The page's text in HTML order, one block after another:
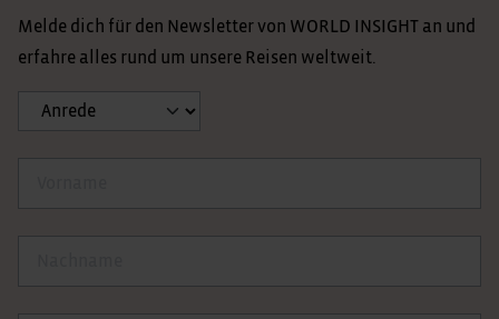
Melde dich für den Newsletter von WORLD INSIGHT an und
erfahre alles rund um unsere Reisen weltweit.
Anrede